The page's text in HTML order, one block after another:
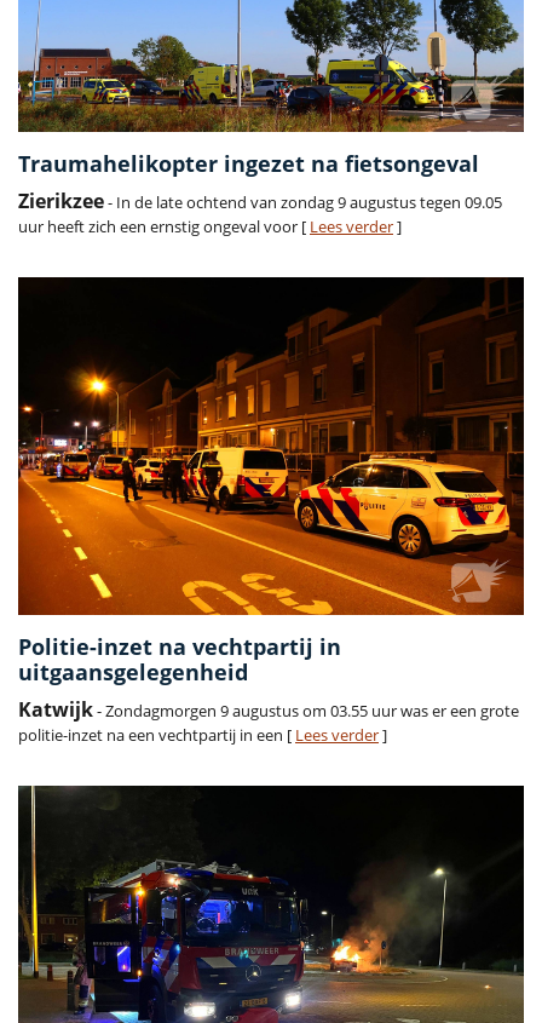
Traumahelikopter ingezet na fietsongeval
Zierikzee- In de late ochtend van zondag 9 augustus tegen 09.05
uur heeft zich een ernstig ongeval voor [ Lees verder]
Politie-inzet na vechtpartij in
uitgaansgelegenheid
Katwijk- Zondagmorgen 9 augustus om 03.55 uur was er een grote
politie-inzet na een vechtpartij in een [ Lees verder]